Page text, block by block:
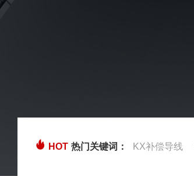
HOT 热门关键词： KX补偿导线